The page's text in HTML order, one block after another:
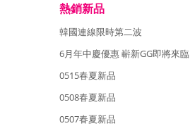
熱銷新品
韓國連線限時第二波
6月年中慶優惠 嶄新GG即將來臨
0515春夏新品
0508春夏新品
0507春夏新品